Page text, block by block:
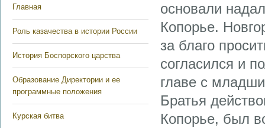
Главная
Роль казачества в истории России
История Боспорского царства
Образование Директории и ее
программные положения
Курская битва
основали
Копорье.
за благо
согласился и
главе с
Братья
Копорье, был